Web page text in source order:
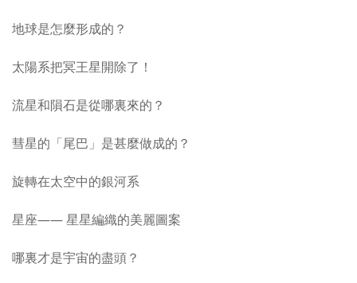
地球是怎麼形成的？
太陽系把冥王星開除了！
流星和隕石是從哪裏來的？
彗星的「尾巴」是甚麼做成的？
旋轉在太空中的銀河系
星座—— 星星編織的美麗圖案
哪裏才是宇宙的盡頭？